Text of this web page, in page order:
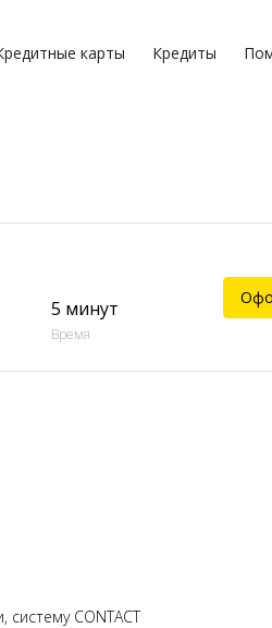
карты Кредиты
5 минут
Время
систему CONTACT